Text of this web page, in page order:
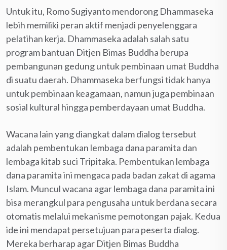
Untuk itu, Romo Sugiyanto mendorong Dhammaseka
lebih memiliki peran aktif menjadi penyelenggara
pelatihan kerja. Dhammaseka adalah salah satu
program bantuan Ditjen Bimas Buddha berupa
pembangunan gedung untuk pembinaan umat Buddha
di suatu daerah. Dhammaseka berfungsi tidak hanya
untuk pembinaan keagamaan, namun juga pembinaan
sosial kultural hingga pemberdayaan umat Buddha.
Wacana lain yang diangkat dalam dialog tersebut
adalah pembentukan lembaga dana paramita dan
lembaga kitab suci Tripitaka. Pembentukan lembaga
dana paramita ini mengaca pada badan zakat di agama
Islam. Muncul wacana agar lembaga dana paramita ini
bisa merangkul para pengusaha untuk berdana secara
otomatis melalui mekanisme pemotongan pajak. Kedua
ide ini mendapat persetujuan para peserta dialog.
Mereka berharap agar Ditjen Bimas Buddha